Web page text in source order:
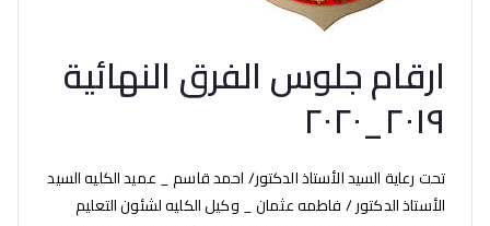
ارقام جلوس الفرق النهائية
٢٠١٩_٢٠٢٠
تحت رعاية السيد الأستاذ الدكتور/ احمد قاسم _ عميد الكليه السيد
الأستاذ الدكتور / فاطمه عثمان _ وكيل الكليه لشئون التعليم